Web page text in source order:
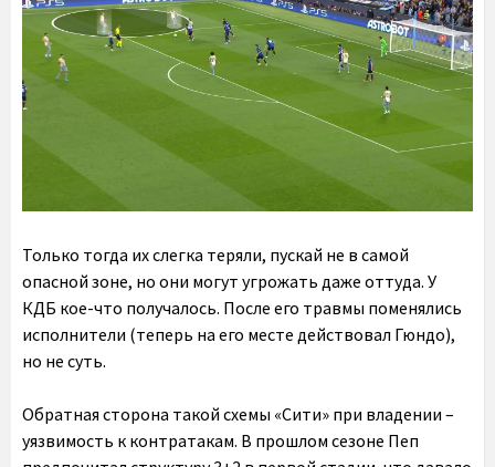
Только тогда их слегка теряли, пускай не в самой
опасной зоне, но они могут угрожать даже оттуда. У
КДБ кое-что получалось. После его травмы поменялись
исполнители (теперь на его месте действовал Гюндо),
но не суть.
Обратная сторона такой схемы «Сити» при владении –
уязвимость к контратакам. В прошлом сезоне Пеп